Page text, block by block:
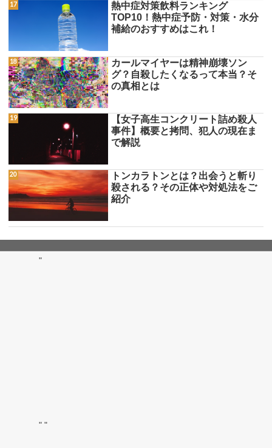
熱中症対策飲料ランキング
TOP10！熱中症予防・対策・水分
補給のおすすめはこれ！
カールマイヤーは精神崩壊ソン
グ？自殺したくなるって本当？そ
の真相とは
【女子高生コンクリート詰め殺人
事件】概要と拷問、犯人の現在ま
で解説
トンカラトンとは？出会うと斬り
殺される？その正体や対処法をご
紹介
"
" "